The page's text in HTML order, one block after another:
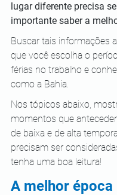
lugar diferente precisa
importante saber a
Buscar tais informações
que você escolha o
férias no trabalho e
como a Bahia.
Nos tópicos abaixo,
momentos que
de baixa e de alta
precisam ser
tenha uma boa leitura!
A melhor